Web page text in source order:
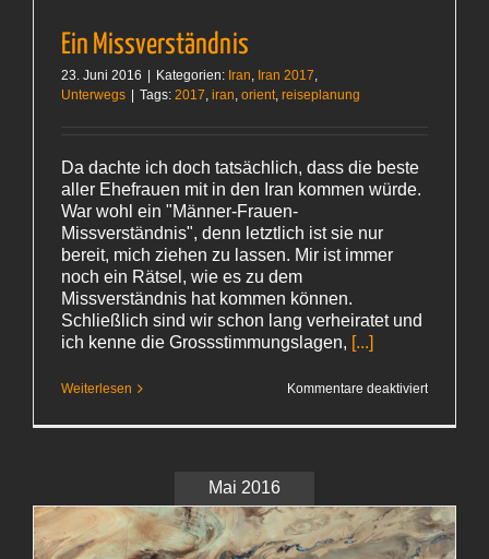
Ein Missverständnis
23. Juni 2016 | Kategorien: Iran Iran 2017
Unterwegs | Tags: 2017 iran orient reiseplanung
Da dachte ich doch tatsächlich, dass die beste
aller Ehefrauen mit in den Iran kommen würde.
War wohl ein "Männer-Frauen-
Missverständnis", denn letztlich ist sie nur
bereit, mich ziehen zu lassen. Mir ist immer
noch ein Rätsel, wie es zu dem
Missverständnis hat kommen können.
Schließlich sind wir schon lang verheiratet und
ich kenne die Grossstimmungslagen, [...]
Weiterlesen Kommentare deaktiviertfür
Mai 2016